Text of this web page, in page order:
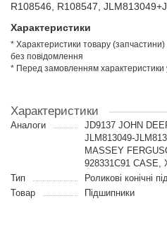
R108546, R108547,
Характеристики
* Характеристики товару
без повідомлення
* Перед замовленням характеристики
Характеристики
Аналоги
JD9137 JOHN
JLM813049-
MASSEY
928331C91 CASE,
Тип
Роликові конічні
Товар
Підшипники